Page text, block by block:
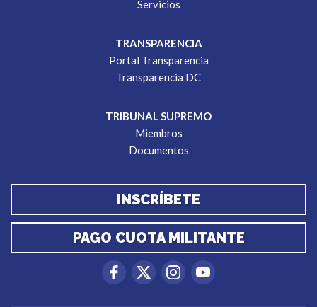
Servicios
TRANSPARENCIA
Portal Transparencia
Transparencia DC
TRIBUNAL SUPREMO
Miembros
Documentos
INSCRÍBETE
PAGO CUOTA MILITANTE